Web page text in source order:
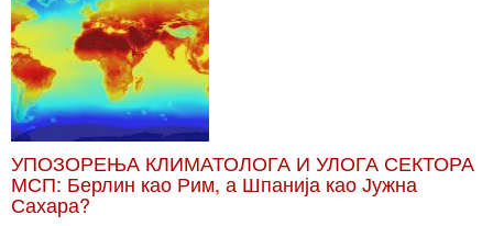
УПОЗОРЕЊА КЛИМАТОЛОГА И УЛОГА СЕКТОРА
МСП: Берлин као Рим, а Шпанија као Јужна
Сахара?